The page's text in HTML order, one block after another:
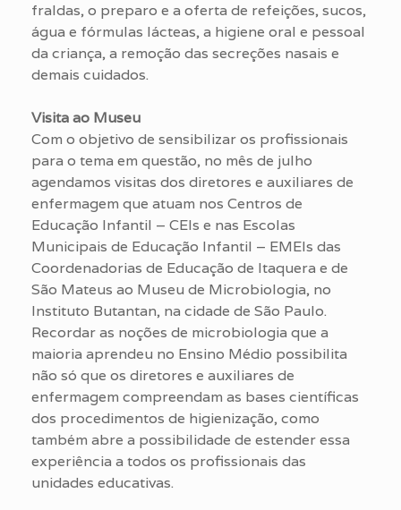
fraldas, o preparo e a oferta de refeições, sucos,
água e fórmulas lácteas, a higiene oral e pessoal
da criança, a remoção das secreções nasais e
demais cuidados.
Visita ao Museu
Com o objetivo de sensibilizar os profissionais
para o tema em questão, no mês de julho
agendamos visitas dos diretores e auxiliares de
enfermagem que atuam nos Centros de
Educação Infantil – CEIs e nas Escolas
Municipais de Educação Infantil – EMEIs das
Coordenadorias de Educação de Itaquera e de
São Mateus ao Museu de Microbiologia, no
Instituto Butantan, na cidade de São Paulo.
Recordar as noções de microbiologia que a
maioria aprendeu no Ensino Médio possibilita
não só que os diretores e auxiliares de
enfermagem compreendam as bases científicas
dos procedimentos de higienização, como
também abre a possibilidade de estender essa
experiência a todos os profissionais das
unidades educativas.